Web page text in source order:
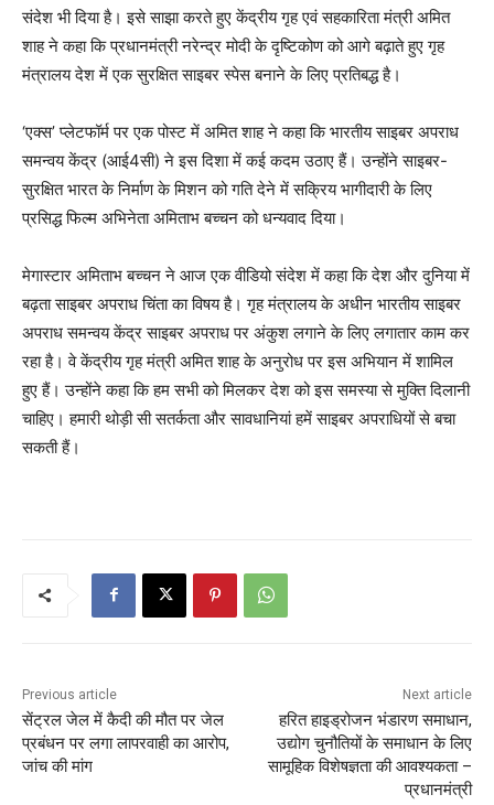
संदेश भी दिया है। इसे साझा करते हुए केंद्रीय गृह एवं सहकारिता मंत्री अमित
शाह ने कहा कि प्रधानमंत्री नरेन्द्र मोदी के दृष्टिकोण को आगे बढ़ाते हुए गृह
मंत्रालय देश में एक सुरक्षित साइबर स्पेस बनाने के लिए प्रतिबद्ध है।
‘एक्स’ प्लेटफॉर्म पर एक पोस्ट में अमित शाह ने कहा कि भारतीय साइबर अपराध
समन्वय केंद्र (आई4सी) ने इस दिशा में कई कदम उठाए हैं। उन्होंने साइबर-
सुरक्षित भारत के निर्माण के मिशन को गति देने में सक्रिय भागीदारी के लिए
प्रसिद्ध फिल्म अभिनेता अमिताभ बच्चन को धन्यवाद दिया।
मेगास्टार अमिताभ बच्चन ने आज एक वीडियो संदेश में कहा कि देश और दुनिया में
बढ़ता साइबर अपराध चिंता का विषय है। गृह मंत्रालय के अधीन भारतीय साइबर
अपराध समन्वय केंद्र साइबर अपराध पर अंकुश लगाने के लिए लगातार काम कर
रहा है। वे केंद्रीय गृह मंत्री अमित शाह के अनुरोध पर इस अभियान में शामिल
हुए हैं। उन्होंने कहा कि हम सभी को मिलकर देश को इस समस्या से मुक्ति दिलानी
चाहिए। हमारी थोड़ी सी सतर्कता और सावधानियां हमें साइबर अपराधियों से बचा
सकती हैं।
Previous article
सेंट्रल जेल में कैदी की मौत पर जेल
प्रबंधन पर लगा लापरवाही का आरोप,
जांच की मांग
Next article
हरित हाइड्रोजन भंडारण समाधान,
उद्योग चुनौतियों के समाधान के लिए
सामूहिक विशेषज्ञता की आवश्यकता –
प्रधानमंत्री